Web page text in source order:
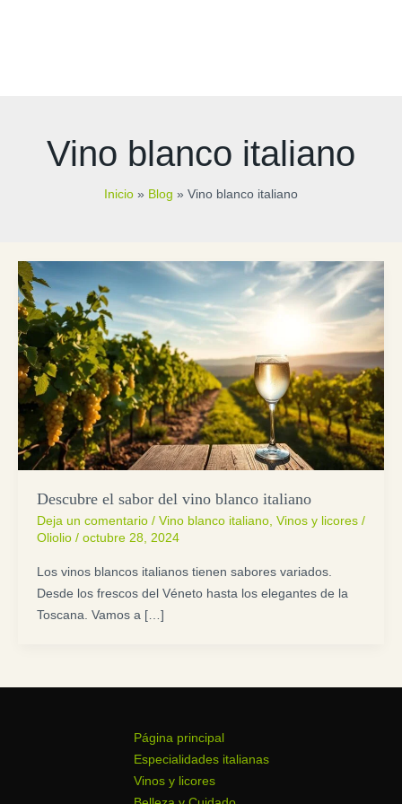
Vino blanco italiano
Inicio Blog Vino blanco italiano
Descubre el sabor del vino blanco italiano
Deja un comentario / Vino blanco italiano, Vinos y licores/
Oliolio / octubre 28, 2024
Los vinos blancos italianos tienen sabores variados.
Desde los frescos del Véneto hasta los elegantes de la
Toscana. Vamos a […]
Página principal
Especialidades italianas
Vinos y licores